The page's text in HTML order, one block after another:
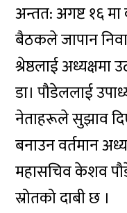
अन्तत: अगष्ट १६ मा
बैठकले जापान
श्रेष्ठलाई अध्यक्षमा
डा। पौडेललाई
नेताहरूले सुझाव
बनाउन वर्तमान
महासचिव केशव
स्रोतको दाबी छ ।